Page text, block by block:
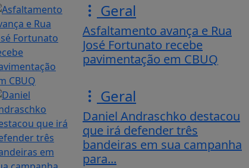
Geral
Asfaltamento avança e Rua
José Fortunato recebe
pavimentação em CBUQ
Geral
Daniel Andraschko destacou
que irá defender três
bandeiras em sua campanha
para...